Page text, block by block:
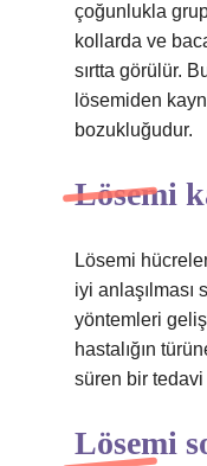
çoğunlukla
kollarda ve
sırtta görülür.
lösemiden
bozukluğudur.
Lösemi
Lösemi
iyi
yöntemleri
hastalığın
süren bir tedavi
Lösemi